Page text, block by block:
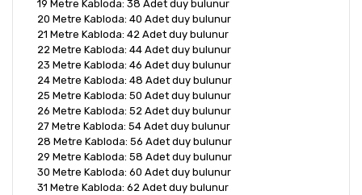
19 Metre Kabloda: 38 Adet duy bulunur
20 Metre Kabloda: 40 Adet duy bulunur
21 Metre Kabloda: 42 Adet duy bulunur
22 Metre Kabloda: 44 Adet duy bulunur
23 Metre Kabloda: 46 Adet duy bulunur
24 Metre Kabloda: 48 Adet duy bulunur
25 Metre Kabloda: 50 Adet duy bulunur
26 Metre Kabloda: 52 Adet duy bulunur
27 Metre Kabloda: 54 Adet duy bulunur
28 Metre Kabloda: 56 Adet duy bulunur
29 Metre Kabloda: 58 Adet duy bulunur
30 Metre Kabloda: 60 Adet duy bulunur
31 Metre Kabloda: 62 Adet duy bulunur